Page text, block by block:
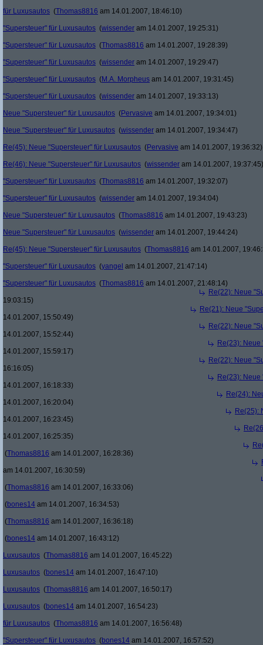
für Luxusautos (Thomas8816 am 14.01.2007, 18:46:10)
"Supersteuer" für Luxusautos (wissender am 14.01.2007, 19:25:31)
"Supersteuer" für Luxusautos (Thomas8816 am 14.01.2007, 19:28:39)
"Supersteuer" für Luxusautos (wissender am 14.01.2007, 19:29:47)
"Supersteuer" für Luxusautos (M.A. Morpheus am 14.01.2007, 19:31:45)
"Supersteuer" für Luxusautos (wissender am 14.01.2007, 19:33:13)
Neue "Supersteuer" für Luxusautos (Pervasive am 14.01.2007, 19:34:01)
Neue "Supersteuer" für Luxusautos (wissender am 14.01.2007, 19:34:47)
Re(45): Neue "Supersteuer" für Luxusautos (Pervasive am 14.01.2007, 19:36:32)
Re(46): Neue "Supersteuer" für Luxusautos (wissender am 14.01.2007, 19:37:45)
"Supersteuer" für Luxusautos (Thomas8816 am 14.01.2007, 19:32:07)
"Supersteuer" für Luxusautos (wissender am 14.01.2007, 19:34:04)
Neue "Supersteuer" für Luxusautos (Thomas8816 am 14.01.2007, 19:43:23)
Neue "Supersteuer" für Luxusautos (wissender am 14.01.2007, 19:44:24)
Re(45): Neue "Supersteuer" für Luxusautos (Thomas8816 am 14.01.2007,
"Supersteuer" für Luxusautos (yangel am 14.01.2007, 21:47:14)
"Supersteuer" für Luxusautos (Thomas8816 am 14.01.2007, 21:48:14)
Re(22): Neue
19:03:15)
Re(21): Neue
14.01.2007, 15:50:49)
Re(22): Neue
14.01.2007, 15:52:44)
Re(23):
14.01.2007, 15:59:17)
Re(22): Neue
16:16:05)
Re(23):
14.01.2007, 16:18:33)
Re(24):
14.01.2007, 16:20:04)
Re(25):
14.01.2007, 16:23:45)
14.01.2007, 16:25:35)
(Thomas8816 am 14.01.2007, 16:28:36)
am 14.01.2007, 16:30:59)
(Thomas8816 am 14.01.2007, 16:33:06)
(bones14 am 14.01.2007, 16:34:53)
(Thomas8816 am 14.01.2007, 16:36:18)
(bones14 am 14.01.2007, 16:43:12)
Luxusautos (Thomas8816 am 14.01.2007, 16:45:22)
Luxusautos (bones14 am 14.01.2007, 16:47:10)
Luxusautos (Thomas8816 am 14.01.2007, 16:50:17)
Luxusautos (bones14 am 14.01.2007, 16:54:23)
für Luxusautos (Thomas8816 am 14.01.2007, 16:56:48)
"Supersteuer" für Luxusautos (bones14 am 14.01.2007, 16:57:52)